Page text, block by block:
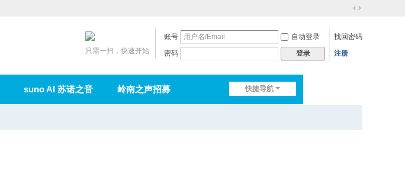
到
账号 自动登录
找回密码
密码
登录 注册
只需一扫，快速开始
快捷导航
suno AI 苏诺之音 岭南之声招募